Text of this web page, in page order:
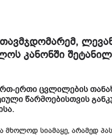
კანონში
ერთი ცვლილების
წარმოებისთვის
სიამაყე, არამედ